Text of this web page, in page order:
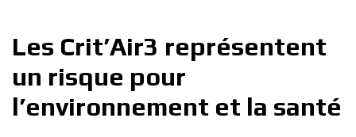
Les Crit’Air3 représentent
un risque pour
l’environnement et la santé